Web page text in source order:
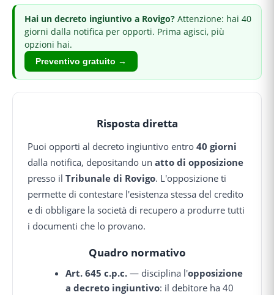
Hai un decreto ingiuntivo a Rovigo? Attenzione: hai 40
giorni dalla notifica per opporti. Prima agisci, più
opzioni hai.
Preventivo gratuito →
Risposta diretta
Puoi opporti al decreto ingiuntivo entro 40 giorni
dalla notifica, depositando un atto di opposizione
presso il Tribunale di Rovigo. L'opposizione ti
permette di contestare l'esistenza stessa del credito
e di obbligare la società di recupero a produrre tutti
i documenti che lo provano.
Quadro normativo
Art. 645 c.p.c. — disciplina l'opposizione
a decreto ingiuntivo: il debitore ha 40